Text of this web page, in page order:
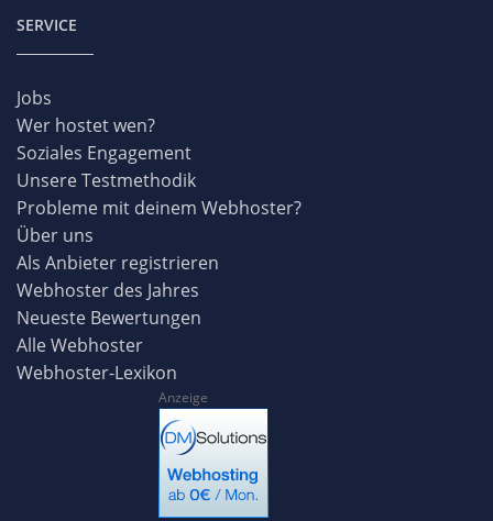
SERVICE
Jobs
Wer hostet wen?
Soziales Engagement
Unsere Testmethodik
Probleme mit deinem Webhoster?
Über uns
Als Anbieter registrieren
Webhoster des Jahres
Neueste Bewertungen
Alle Webhoster
Webhoster-Lexikon
Anzeige